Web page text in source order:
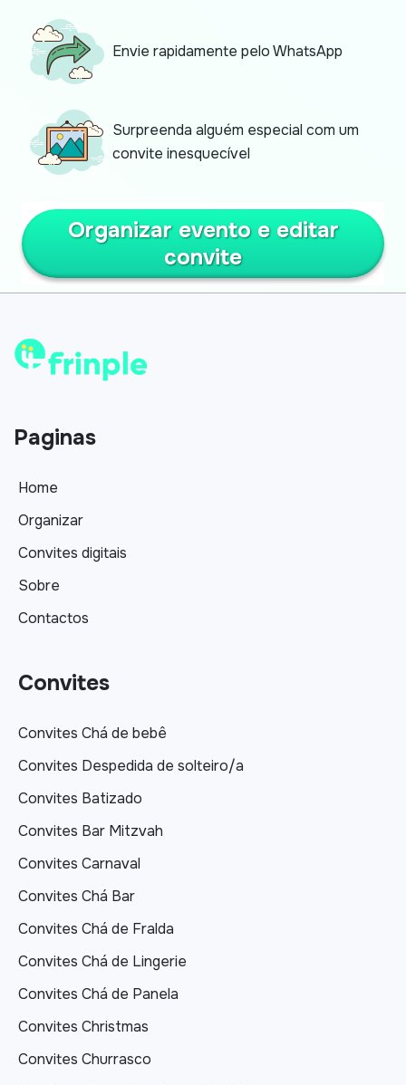
Envie rapidamente pelo WhatsApp
Surpreenda alguém especial com um
convite inesquecível
Organizar evento e editar
convite
Paginas
Home
Organizar
Convites digitais
Sobre
Contactos
Convites
Convites Chá de bebê
Convites Despedida de solteiro/a
Convites Batizado
Convites Bar Mitzvah
Convites Carnaval
Convites Chá Bar
Convites Chá de Fralda
Convites Chá de Lingerie
Convites Chá de Panela
Convites Christmas
Convites Churrasco